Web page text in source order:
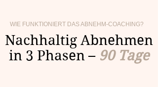
WIE FUNKTIONIERT DAS ABNEHM-COACHING?
Nachhaltig Abnehmen
in 3 Phasen – 90 Tage